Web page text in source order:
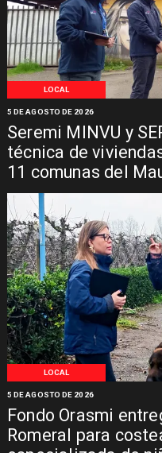
LOCAL
Seremi MINVU y
técnica de
11 comunas del
5 DE AGOSTO DE 2026
LOCAL
Fondo Orasmi
Romeral para
5 DE AGOSTO DE 2026